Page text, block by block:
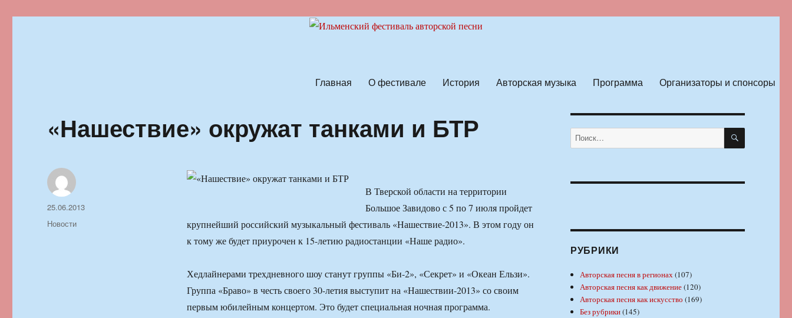
Главная О фестивале История Авторская музыка Программа Организаторы и спонсоры
«Нашествие» окружат танками и БТР
В Тверской области на территории
Большое Завидово с 5 по 7 июля пройдет
крупнейший российский музыкальный фестиваль «Нашествие-2013». В этом году он
к тому же будет приурочен к 15-летию радиостанции «Наше радио».
Хедлайнерами трехдневного шоу станут группы «Би-2», «Секрет» и «Океан Ельзи».
Группа «Браво» в честь своего 30-летия выступит на «Нашествии-2013» со своим
первым юбилейным концертом. Это будет специальная ночная программа.
Автор
Опубликовано
25.06.2013
Рубрики
Новости
Искать: ПОИСК
РУБРИКИ
Авторская песня в регионах(107)
Авторская песня как движение(120)
Авторская песня как искусство (169)
Без рубрики(145)